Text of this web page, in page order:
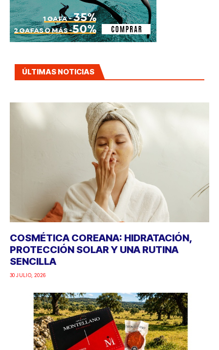
ÚLTIMAS NOTICIAS
COSMÉTICA COREANA: HIDRATACIÓN,
PROTECCIÓN SOLAR Y UNA RUTINA
SENCILLA
30 JULIO, 2026